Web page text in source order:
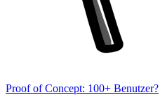
Proof of Concept: 100+ Benutzer?